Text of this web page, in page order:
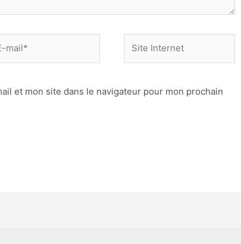
Internet
et mon site dans le navigateur pour mon prochain